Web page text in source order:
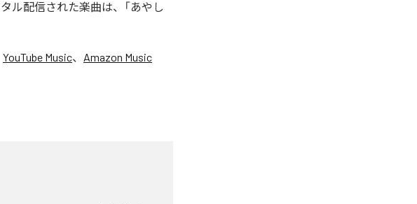
ル配信された楽曲は、「あやし
YouTube Music、 Amazon Music